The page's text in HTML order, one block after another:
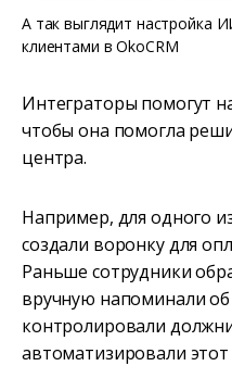
А так выглядит настройка
клиентами в OkoCRM
Интеграторы помогут
чтобы она помогла
центра.
Например, для одного
создали воронку для
Раньше сотрудники
вручную напоминали об
контролировали
автоматизировали этот